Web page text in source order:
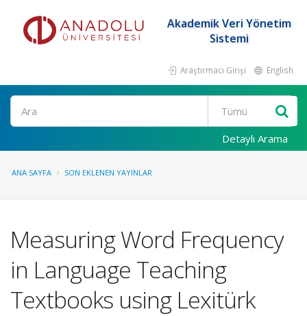
Akademik Veri Yönetim
Sistemi
Araştırmacı Girişi English
Ara
Detaylı Arama
ANA SAYFA SON EKLENEN YAYINLAR
Measuring Word Frequency
in Language Teaching
Textbooks using Lexitürk